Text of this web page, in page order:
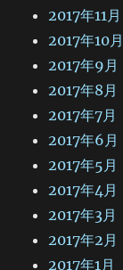
2017年11月
2017年10月
2017年9月
2017年8月
2017年7月
2017年6月
2017年5月
2017年4月
2017年3月
2017年2月
2017年1月